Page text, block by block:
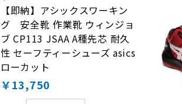
【即納】アシックスワーキン
グ 安全靴 作業靴 ウィンジョ
ブ CP113 JSAA A種先芯 耐久
性 セーフティーシューズ asics
ローカット
￥13,750